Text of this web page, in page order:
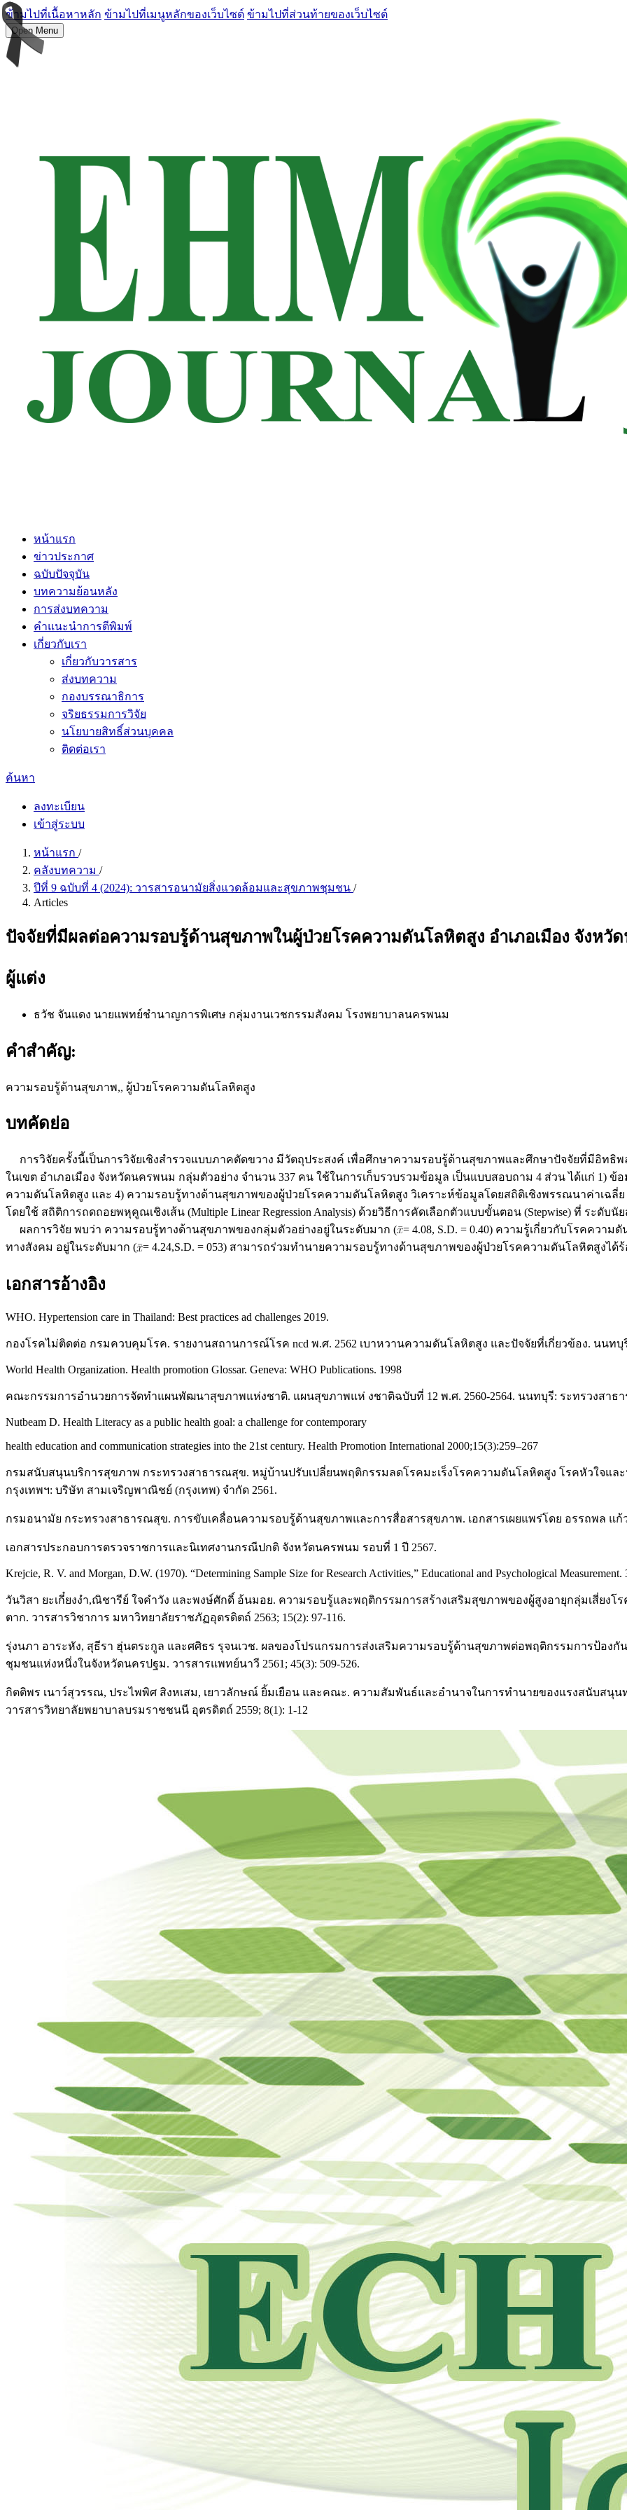
ข้ามไปที่เนื้อหาหลัก ข้ามไปที่เมนูหลักของเว็บไซต์ ข้ามไปที่ส่วนท้ายของเว็บไซต์
Open Menu
หน้าแรก
ข่าวประกาศ
ฉบับปัจจุบัน
บทความย้อนหลัง
การส่งบทความ
คำแนะนำการตีพิมพ์
เกี่ยวกับเรา
เกี่ยวกับวารสาร
ส่งบทความ
กองบรรณาธิการ
จริยธรรมการวิจัย
นโยบายสิทธิ์ส่วนบุคคล
ติดต่อเรา
ค้นหา
ลงทะเบียน
เข้าสู่ระบบ
หน้าแรก /
คลังบทความ /
ปีที่ 9 ฉบับที่ 4 (2024): วารสารอนามัยสิ่งแวดล้อมและสุขภาพชุมชน /
Articles
ปัจจัยที่มีผลต่อความรอบรู้ด้านสุขภาพในผู้ป่วยโรคความดันโลหิตสูง อำเภอเมือง จังหวั
ผู้แต่ง
ธวัช จันแดง นายแพทย์ชำนาญการพิเศษ กลุ่มงานเวชกรรมสังคม โรงพยาบาลนครพนม
คำสำคัญ:
ความรอบรู้ด้านสุขภาพ,, ผู้ป่วยโรคความดันโลหิตสูง
บทคัดย่อ
การวิจัยครั้งนี้เป็นการวิจัยเชิงสำรวจแบบภาคตัดขวาง มีวัตถุประสงค์ เพื่อศึกษาความรอบรู้ด้านสุขภาพและศึกษาปัจจัยที่มีอิท
ในเขต อำเภอเมือง จังหวัดนครพนม กลุ่มตัวอย่าง จำนวน 337 คน ใช้ในการเก็บรวบรวมข้อมูล เป็นแบบสอบถาม 4 ส่วน ได้แก่ 1)
ความดันโลหิตสูง และ 4) ความรอบรู้ทางด้านสุขภาพของผู้ป่วยโรคความดันโลหิตสูง วิเคราะห์ข้อมูลโดยสถิติเชิงพรรณนาค่าเฉลี่
โดยใช้ สถิติการถดถอยพหุคูณเชิงเส้น (Multiple Linear Regression Analysis) ด้วยวิธีการคัดเลือกตัวแบบขั้นตอน (Stepwise) ที่ ระดับนั
ผลการวิจัย พบว่า ความรอบรู้ทางด้านสุขภาพของกลุ่มตัวอย่างอยู่ในระดับมาก ( = 4.08, S.D. = 0.40) ความรู้เกี่ยวกับโรคควา
ทางสังคม อยู่ในระดับมาก ( = 4.24,S.D. = 053) สามารถร่วมทำนายความรอบรู้ทางด้านสุขภาพของผู้ป่วยโรคความดันโลหิตสูงได้ร้
เอกสารอ้างอิง
WHO. Hypertension care in Thailand: Best practices ad challenges 2019.
กองโรคไม่ติดต่อ กรมควบคุมโรค. รายงานสถานการณ์โรค ncd พ.ศ. 2562 เบาหวานความดันโลหิตสูง และปัจจัยที่เกี่ยวข้อง. นนท
World Health Organization. Health promotion Glossar. Geneva: WHO Publications. 1998
คณะกรรมการอำนวยการจัดทำแผนพัฒนาสุขภาพแห่งชาติ. แผนสุขภาพแห่ งชาติฉบับที่ 12 พ.ศ. 2560-2564. นนทบุรี: ระทรวงสาธา
Nutbeam D. Health Literacy as a public health goal: a challenge for contemporary
health education and communication strategies into the 21st century. Health Promotion International 2000;15(3):259–267
กรมสนับสนุนบริการสุขภาพ กระทรวงสาธารณสุข. หมู่บ้านปรับเปลี่ยนพฤติกรรมลดโรคมะเร็งโรคความดันโลหิตสูง โรคหัวใจแล
กรุงเทพฯ: บริษัท สามเจริญพาณิชย์ (กรุงเทพ) จำกัด 2561.
กรมอนามัย กระทรวงสาธารณสุข. การขับเคลื่อนความรอบรู้ด้านสุขภาพและการสื่อสารสุขภาพ. เอกสารเผยแพร่โดย อรรถพล แ
เอกสารประกอบการตรวจราชการและนิเทศงานกรณีปกติ จังหวัดนครพนม รอบที่ 1 ปี 2567.
Krejcie, R. V. and Morgan, D.W. (1970). “Determining Sample Size for Research Activities,” Educational and Psychological Measurement.
วันวิสา ยะเกี๋ยงงำ,ณิชารีย์ ใจคำวัง และพงษ์ศักดิ์ อ้นมอย. ความรอบรู้และพฤติกรรมการสร้างเสริมสุขภาพของผู้สูงอายุกลุ่มเสี่ยง
ตาก. วารสารวิชาการ มหาวิทยาลัยราชภัฏอุตรดิตถ์ 2563; 15(2): 97-116.
รุ่งนภา อาระหัง, สุธีรา ฮุ่นตระกูล และศศิธร รุจนเวช. ผลของโปรแกรมการส่งเสริมความรอบรู้ด้านสุขภาพต่อพฤติกรรมการป้อ
ชุมชนแห่งหนึ่งในจังหวัดนครปฐม. วารสารแพทย์นาวี 2561; 45(3): 509-526.
กิตติพร เนาว์สุวรรณ, ประไพพิศ สิงหเสม, เยาวลักษณ์ ยิ้มเยือน และคณะ. ความสัมพันธ์และอำนาจในการทำนายของแรงสนับสนุ
วารสารวิทยาลัยพยาบาลบรมราชชนนี อุตรดิตถ์ 2559; 8(1): 1-12